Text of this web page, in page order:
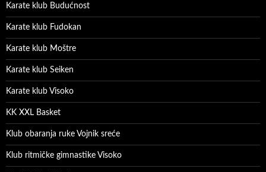
Karate klub Budućnost
Karate klub Fudokan
Karate klub Moštre
Karate klub Seiken
Karate klub Visoko
KK XXL Basket
Klub obaranja ruke Vojnik sreće
Klub ritmičke gimnastike Visoko